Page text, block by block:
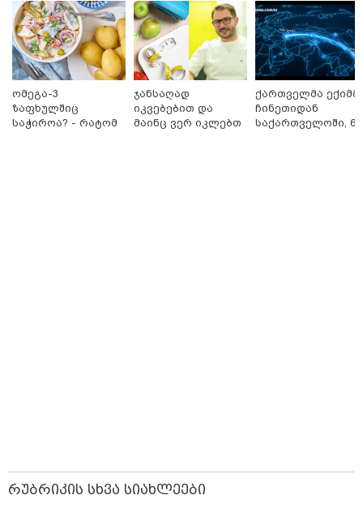
ბრალს წამიყენებს" - ცოტნე მირცხულავა
ომეგა-3
ზაფხულშიც
საჭიროა? - რატომ
ჯანსაღად
იკვებებით და
მაინც ვერ იკლებთ
ქართველმა
ჩინეთიდან
საქართველოში, 6
რუბრიკის სხვა სიახლეები